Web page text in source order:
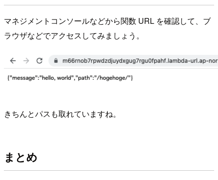
マネジメントコンソールなどから関数 URL を確認して、ブ
ラウザなどでアクセスしてみましょう。
きちんとパスも取れていますね。
まとめ